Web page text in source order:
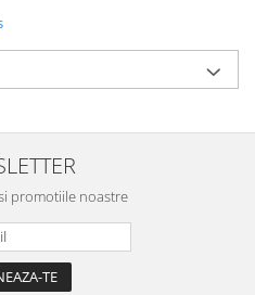
promotiile noastre